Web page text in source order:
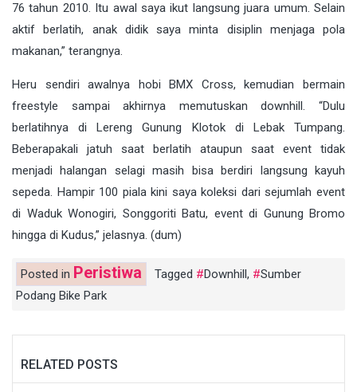
76 tahun 2010. Itu awal saya ikut langsung juara umum. Selain
aktif berlatih, anak didik saya minta disiplin menjaga pola
makanan,” terangnya.
Heru sendiri awalnya hobi BMX Cross, kemudian bermain
freestyle sampai akhirnya memutuskan downhill. “Dulu
berlatihnya di Lereng Gunung Klotok di Lebak Tumpang.
Beberapakali jatuh saat berlatih ataupun saat event tidak
menjadi halangan selagi masih bisa berdiri langsung kayuh
sepeda. Hampir 100 piala kini saya koleksi dari sejumlah event
di Waduk Wonogiri, Songgoriti Batu, event di Gunung Bromo
hingga di Kudus,” jelasnya. (dum)
Posted in Peristiwa Tagged Downhill ,
Sumber
Podang Bike Park
RELATED POSTS